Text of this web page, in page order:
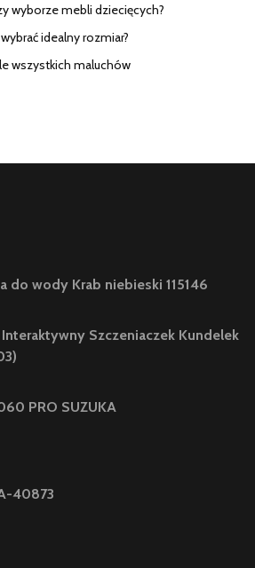
wyborze mebli dziecięcych?
idealny rozmiar?
wszystkich maluchów
do wody Krab niebieski 115146
Szczeniaczek Kundelek
PRO SUZUKA
40873